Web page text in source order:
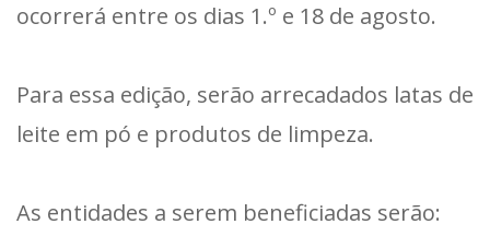
ocorrerá entre os dias 1.º e 18 de agosto.
Para essa edição, serão arrecadados latas de
leite em pó e produtos de limpeza.
As entidades a serem beneficiadas serão: